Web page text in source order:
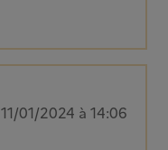
11/01/2024 à 14:06